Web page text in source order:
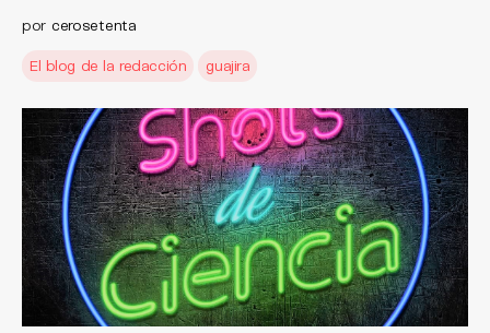
por cerosetenta
El blog de la redacción guajira